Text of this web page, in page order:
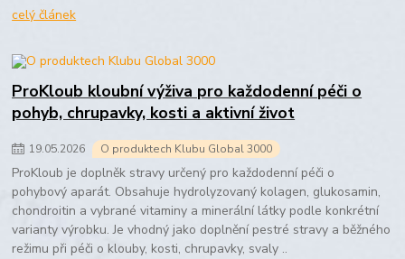
celý článek
ProKloub kloubní výživa pro každodenní péči o
pohyb, chrupavky, kosti a aktivní život
19.05.2026 O produktech Klubu Global 3000
ProKloub je doplněk stravy určený pro každodenní péči o
pohybový aparát. Obsahuje hydrolyzovaný kolagen, glukosamin,
chondroitin a vybrané vitaminy a minerální látky podle konkrétní
varianty výrobku. Je vhodný jako doplnění pestré stravy a běžného
režimu při péči o klouby, kosti, chrupavky, svaly ..